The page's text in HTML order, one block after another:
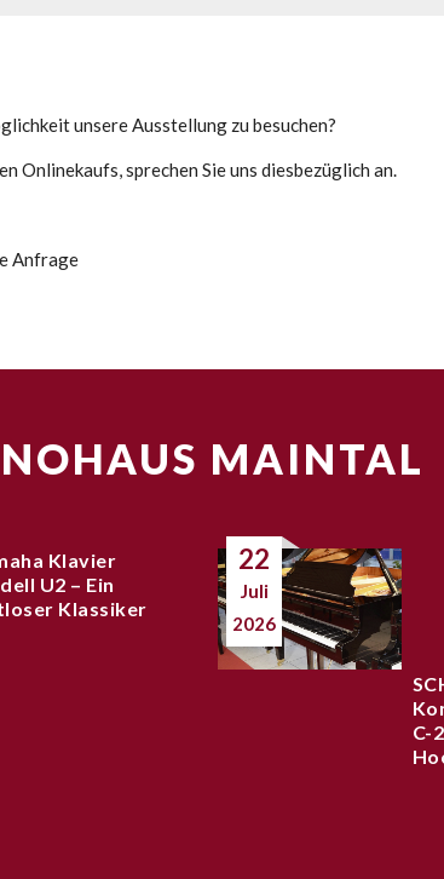
unsere Ausstellung zu besuchen?
sprechen Sie uns diesbezüglich an.
Anfrage
MAINTAL
Klavier
U2 – Ein
Klassiker
22
Juli
2026
C-